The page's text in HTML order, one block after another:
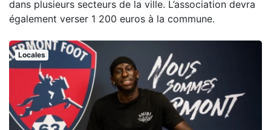
dans plusieurs secteurs de la ville. L’association devra
également verser 1 200 euros à la commune.
Locales